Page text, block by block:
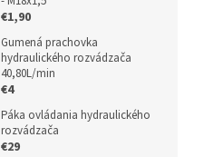
€1,90
Gumená prachovka
hydraulického rozvádzača
40,80L/min
€4
Páka ovládania hydraulického
rozvádzača
€29